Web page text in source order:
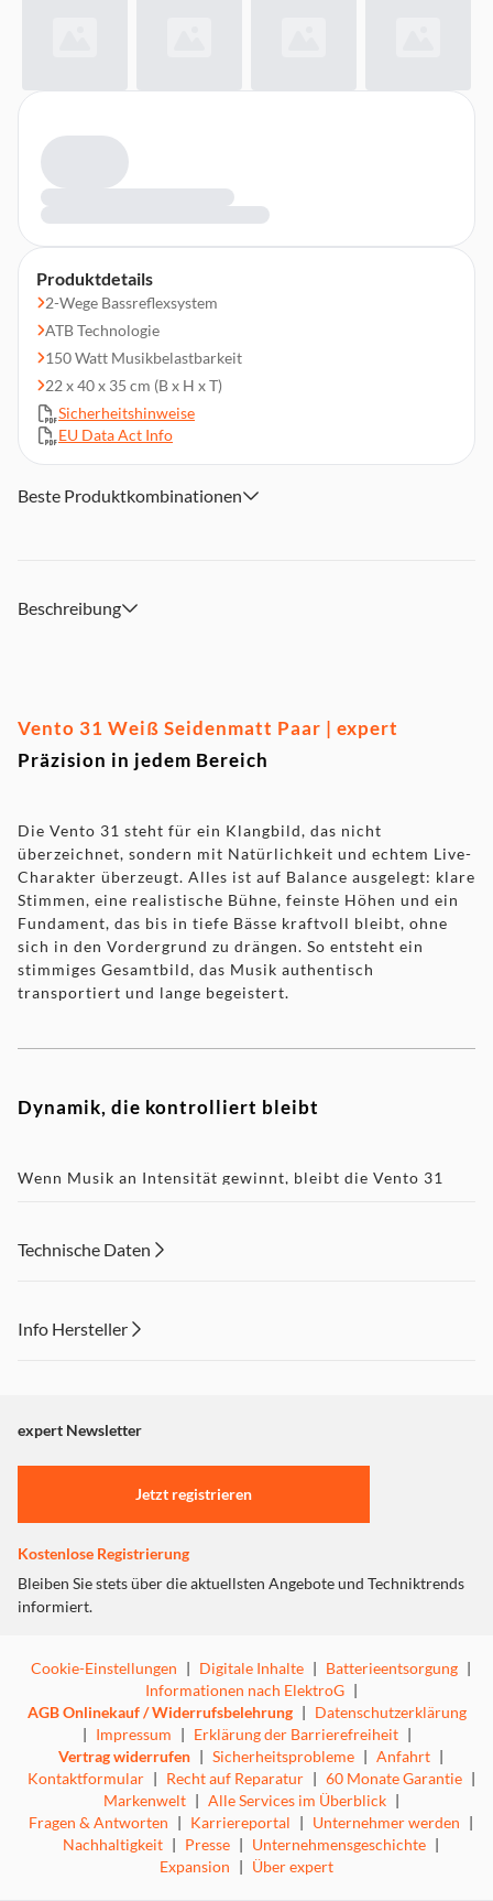
Produktdetails
2-Wege Bassreflexsystem
ATB Technologie
150 Watt Musikbelastbarkeit
22 x 40 x 35 cm (B x H x T)
Sicherheitshinweise
EU Data Act Info
Beste Produktkombinationen
Beschreibung
Vento 31 Weiß Seidenmatt Paar | expert
Präzision in jedem Bereich
Die Vento 31 steht für ein Klangbild, das nicht
überzeichnet, sondern mit Natürlichkeit und echtem Live-
Charakter überzeugt. Alles ist auf Balance ausgelegt: klare
Stimmen, eine realistische Bühne, feinste Höhen und ein
Fundament, das bis in tiefe Bässe kraftvoll bleibt, ohne
sich in den Vordergrund zu drängen. So entsteht ein
stimmiges Gesamtbild, das Musik authentisch
transportiert und lange begeistert.
Dynamik, die kontrolliert bleibt
Wenn Musik an Intensität gewinnt, bleibt die Vento 31
Ruhe verliert. Auch bei höheren Pegeln wirkt die
Design, das sich harmonisch einfügt
Die Vento 31 wurde so gestaltet, dass sie sich fließend in
unterschiedlichste Wohnräume integriert. Die
charakteristische Bugform, sanfte Linien und die
elegante Ausstrahlung. Hochwertige Oberflächen
unterstreichen den Anspruch an Design und sorgen für
Gesamtbild einfügt.
Hochwertige Verarbeitung
Die Vento 31 steht für präzise Verarbeitung und sorgfältig
ausgewählte Materialien. Sauber gefertigte Gehäuse, exakt
Technische Daten
Info Hersteller
"Marketing".
Einstellungen anpassen
expert Newsletter
Jetzt registrieren
Kostenlose Registrierung
Bleiben Sie stets über die aktuellsten Angebote und Techniktrends
informiert.
Cookie-Einstellungen | Digitale Inhalte | Batterieentsorgung |
Informationen nach ElektroG |
AGB Onlinekauf / Widerrufsbelehrung | Datenschutzerklärung
| Impressum | Erklärung der Barrierefreiheit |
Vertrag widerrufen | Sicherheitsprobleme | Anfahrt |
Kontaktformular | Recht auf Reparatur | 60 Monate Garantie |
Markenwelt | Alle Services im Überblick |
Fragen & Antworten | Karriereportal | Unternehmer werden |
Nachhaltigkeit | Presse | Unternehmensgeschichte |
Expansion | Über expert